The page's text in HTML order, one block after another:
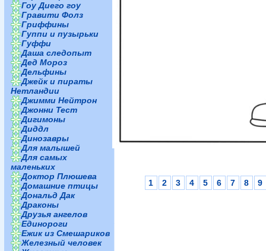
Гоу Диего гоу
Гравити Фолз
Гриффины
Гуппи и пузырьки
Гуффи
Даша следопыт
Дед Мороз
Дельфины
Джейк и пираты
Нетландии
Джимми Нейтрон
Джонни Тест
Дигимоны
Диддл
Динозавры
Для малышей
Для самых
маленьких
Доктор Плюшева
Домашние птицы
Дональд Дак
Драконы
Друзья ангелов
Единороги
Ежик из Смешариков
Железный человек
1 2 3 4 5 6 7 8 9